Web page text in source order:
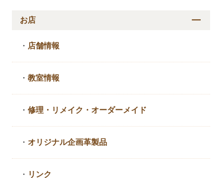
お店
・ 店舗情報
・教室情報
・修理・リメイク・ オーダーメイド
・ オリジナル企画革製品
・ リンク